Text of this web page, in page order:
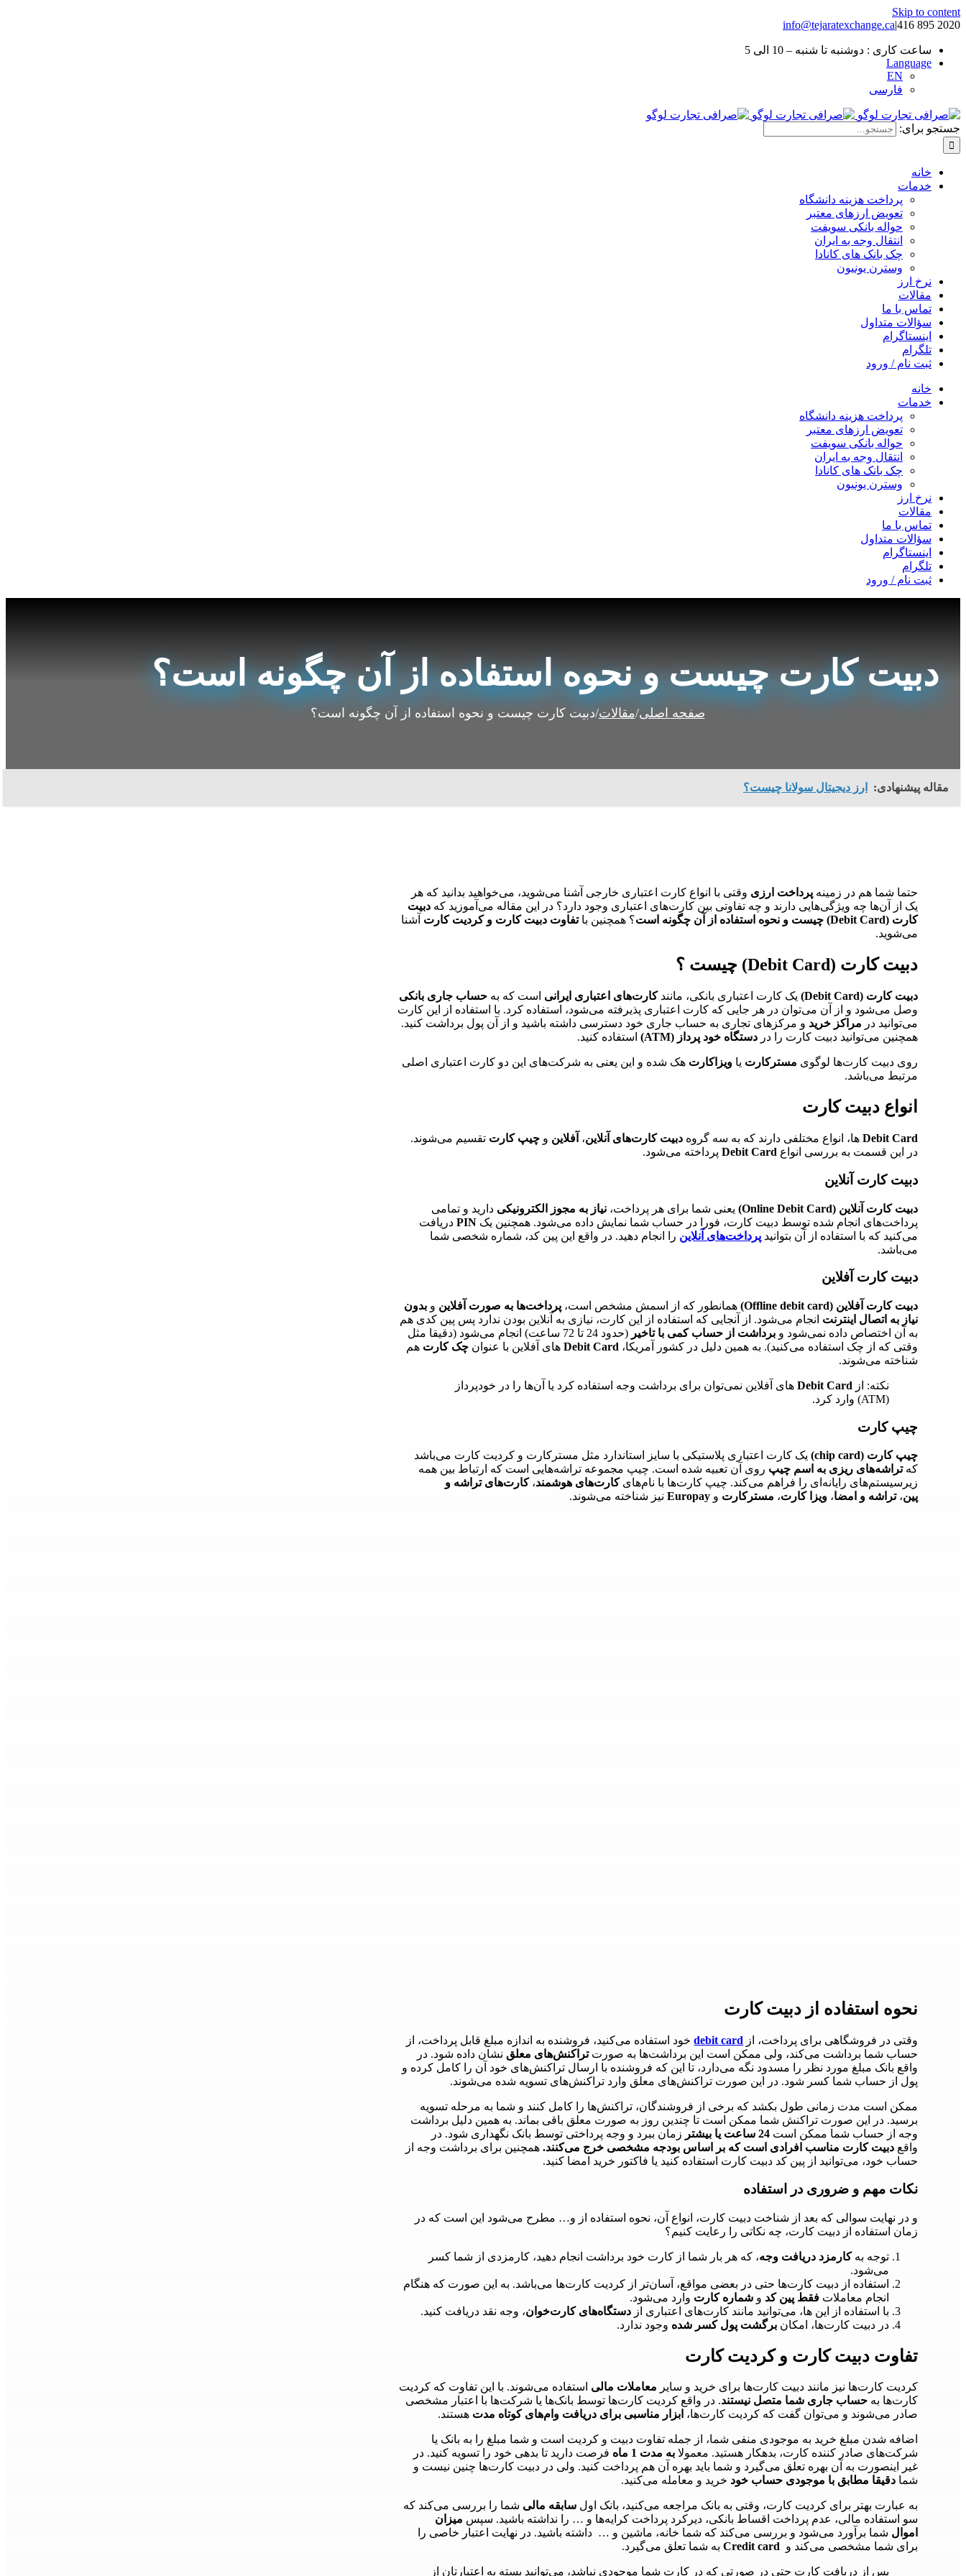
Skip to content
2020 895 416
|
info@tejaratexchange.ca
ساعت کاری : دوشنبه تا شنبه – 10 الی 5
Language
EN
فارسی
جستجو برای:
خانه
خدمات
پرداخت هزینه دانشگاه
تعویض ارزهای معتبر
حواله بانکی سویفت
انتقال وجه به ایران
چک بانک های کانادا
وسترن یونیون
نرخ ارز
مقالات
تماس با ما
سؤالات متداول
اینستاگرام
تلگرام
ثبت نام / ورود
خانه
خدمات
پرداخت هزینه دانشگاه
تعویض ارزهای معتبر
حواله بانکی سویفت
انتقال وجه به ایران
چک بانک های کانادا
وسترن یونیون
نرخ ارز
مقالات
تماس با ما
سؤالات متداول
اینستاگرام
تلگرام
ثبت نام / ورود
دبیت کارت چیست و نحوه استفاده از آن چگونه است؟
صفحه اصلی/مقالات/دبیت کارت چیست و نحوه استفاده از آن چگونه است؟
مقاله پیشنهادی: ارز دیجیتال سولانا چیست؟
حتما شما هم در زمینه پرداخت ارزی وقتی با انواع کارت اعتباری خارجی آشنا می‌شوید، می‌خواهید بدانید که هر
یک از آن‌ها چه ویژگی‌هایی دارند و چه تفاوتی بین کارت‌های اعتباری وجود دارد؟ در این مقاله می‌آموزید که دبیت
کارت (Debit Card) چیست و نحوه استفاده از آن چگونه است
؟ همچنین با تفاوت دبیت کارت و کردیت کارت آشنا
می‌شوید.
دبیت کارت (Debit Card) چیست ؟
دبیت کارت (Debit Card) یک کارت اعتباری بانکی، مانند کارت‌های اعتباری ایرانی است که به حساب‌ جاری بانکی
وصل می‌شود و از آن می‌توان در هر جایی که کارت اعتباری پذیرفته می‌شود، استفاده کرد. با استفاده از این کارت
می‌توانید در مراکز خرید و مرکزهای تجاری به حساب جاری خود دسترسی داشته باشید و از آن پول برداشت کنید.
همچنین می‌توانید دبیت کارت را در دستگاه خود پرداز (ATM) استفاده کنید.
روی دبیت کارت‌ها لوگوی مسترکارت یا ویزاکارت هک شده و این یعنی به شرکت‌های این دو کارت اعتباری اصلی
مرتبط می‌باشد.
انواع دبیت کارت
Debit Card ها، انواع مختلفی دارند که به سه گروه دبیت کارت‌های آنلاین، آفلاین و چیپ کارت تقسیم می‌شوند.
در این قسمت به بررسی انواع Debit Cardپرداخته می‌شود.
دبیت کارت آنلاین
دبیت کارت آنلاین (Online Debit Card) یعنی شما برای هر پرداخت، نیاز به مجوز الکترونیکی دارید و تمامی
پرداخت‌های انجام شده توسط دبیت کارت، فورا در حساب شما نمایش داده می‌شود. همچنین یک
دریافت
می‌کنید که با استفاده از آن بتوانید پرداخت‌های آنلاین را انجام دهید. در واقع این پین کد، شماره شخصی شما
می‌باشد.
دبیت کارت آفلاین
دبیت کارت آفلاین (Offline debit card) همانطور که از اسمش مشخص است، پرداخت‌ها به صورت آفلاین و بدون
نیاز به اتصال اینترنت انجام می‌شود. از آنجایی که استفاده از این کارت، نیازی به آنلاین بودن ندارد پس پین کدی هم
به آن اختصاص داده نمی‌شود و برداشت از حساب کمی با تاخیر
(حدود 24 تا 72 ساعت) انجام می‌شود (دقیقا مثل
وقتی که از چک استفاده می‌کنید). به همین دلیل در کشور آمریکا، Debit Card های آفلاین با عنوان چک کارت هم
شناخته می‌شوند.
نکته: از Debit Card های آفلاین نمی‌توان برای برداشت وجه استفاده کرد یا آن‌ها را در خودپرداز
(ATM) وارد کرد.
چیپ کارت
چیپ کارت (chip card)
یک کارت اعتباری پلاستیکی با سایز استاندارد مثل مسترکارت و کردیت کارت می‌باشد
کهتراشه‌های ریزی به اسم چیپ روی آن تعبیه شده است. چیپ مجموعه تراشه‌هایی است که ارتباط بین همه
زیرسیستم‌های رایانه‌ای را فراهم می‌کند. چیپ کارت‌ها با نام‌هایکارت‌های هوشمند،کارت‌های تراشه و
پین،تراشه و امضا، ویزا کارت، مسترکارت و Europayنیز شناخته می‌شوند.
نحوه استفاده از دبیت کارت
وقتی در فروشگاهی برای پرداخت، از debit cardخود استفاده می‌کنید، فروشنده به اندازه مبلغ قابل پرداخت، از
حساب شما برداشت می‌کند، ولی ممکن است این برداشت‌ها به صورت تراکنش‌های معلق نشان داده شود. در
واقع بانک مبلغ مورد نظر را مسدود نگه می‌دارد، تا این که فروشنده با ارسال تراکنش‌های خود آن را کامل کرده و
پول از حساب شما کسر شود. در این صورت تراکنش‌های معلق وارد تراکنش‌های تسویه شده می‌شوند.
ممکن است مدت زمانی طول بکشد که برخی از فروشندگان، تراکنش‌ها را کامل کنند و شما به مرحله تسویه
برسید. در این صورت تراکنش شما ممکن است تا چندین روز به صورت معلق باقی بماند. به همین دلیل برداشت
وجه از حساب شما ممکن است 24 ساعت یا بیشتر
زمان ببرد و وجه پرداختی توسط بانک نگهداری شود. در
واقع دبیت کارت مناسب افرادی است که بر اساس بودجه مشخصی خرج می‌کنند. همچنین برای برداشت وجه از
حساب خود، می‌توانید از پین کد دبیت کارت استفاده کنید یا فاکتور خرید امضا کنید.
نکات مهم و ضروری در استفاده
و در نهایت سوالی که بعد از شناخت دبیت کارت، انواع آن، نحوه استفاده از و… مطرح می‌شود این است که در
زمان استفاده از دبیت کارت، چه نکاتی را رعایت کنیم؟
توجه بهکارمزد دریافت وجه، که هر بار شما از کارت خود برداشت انجام دهید، کارمزدی از شما کسر
می‌شود.
استفاده از دبیت کارت‌ها حتی در بعضی مواقع، آسان‌تر از کردیت کارت‌ها می‌باشد. به این صورت که هنگام
انجام معاملات فقط پین کد و شماره کارت وارد می‌شود.
با استفاده از این ها، می‌توانید مانند کارت‌های اعتباری از دستگاه‌های کارت‌خوان، وجه نقد دریافت کنید.
در دبیت کارت‌ها، امکان برگشت پول کسر شده وجود ندارد.
تفاوت دبیت کارت و کردیت کارت
کردیت کارت‌ها نیز مانند دبیت کارت‌ها برای خرید و سایر معاملات مالی استفاده می‌شوند. با این تفاوت که کردیت
کارت‌ها به حساب جاری شما متصل نیستند. در واقع کردیت کارت‌ها توسط بانک‌ها یا شرکت‌ها با اعتبار مشخصی
صادر می‌شوند و می‌توان گفت که کردیت کارت‌ها، ابزار مناسبی برای دریافت وام‌های کوتاه مدت هستند.
اضافه شدن مبلغ خرید به موجودی منفی شما، از جمله تفاوت دبیت و کردیت است و شما مبلغ را به بانک یا
شرکت‌های صادر کننده کارت، بدهکار هستید. معمولا به مدت 1 ماه
فرصت دارید تا بدهی خود را تسویه کنید. در
غیر اینصورت به آن بهره تعلق می‌گیرد و شما باید بهره آن هم پرداخت کنید. ولی در دبیت کارت‌ها چنین نیست و
شما دقیقا مطابق با موجودی حساب خود خرید و معامله می‌کنید.
به عبارت بهتر برای کردیت کارت، وقتی به بانک مراجعه می‌کنید، بانک اول سابقه مالی شما را بررسی می‌کند که
سو استفاده مالی، عدم پرداخت اقساط بانکی، دیرکرد پرداخت کرایه‌ها و … را نداشته باشید. سپس میزان
اموال شما برآورد می‌‌شود و بررسی می‌کند که شما خانه، ماشین و … داشته باشید. در نهایت اعتبار خاصی را
برای شما مشخصی می‌کند و
به شما تعلق می‌گیرد.
پس از دریافت کارت حتی در صورتی که در کارت شما موجودی نباشد، می‌توانید بسته به اعتبارتان از